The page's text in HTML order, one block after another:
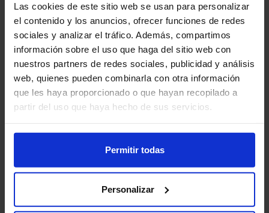
Las cookies de este sitio web se usan para personalizar
el contenido y los anuncios, ofrecer funciones de redes
sociales y analizar el tráfico. Además, compartimos
información sobre el uso que haga del sitio web con
nuestros partners de redes sociales, publicidad y análisis
web, quienes pueden combinarla con otra información
que les haya proporcionado o que hayan recopilado a
partir del uso que haya hecho de sus servicios.
Permitir todas
Personalizar
Fuente: La Razón